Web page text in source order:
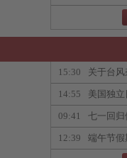
15:30 关于台
14:55 美国独
09:41 七一回归
12:39 端午节假